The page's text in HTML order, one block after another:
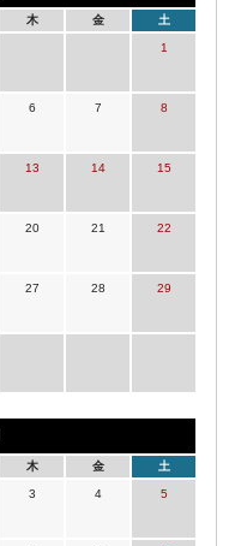
木 金 土
1
6 7 8
13 14 15
20 21 22
27 28 29
木 金 土
3 4 5